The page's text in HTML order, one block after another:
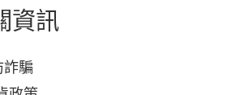
資訊
詐騙